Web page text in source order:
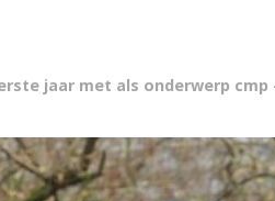
jaar met als onderwerp cmp